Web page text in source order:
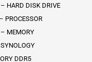
HARD DISK DRIVE
PROCESSOR
MEMORY
DDR5